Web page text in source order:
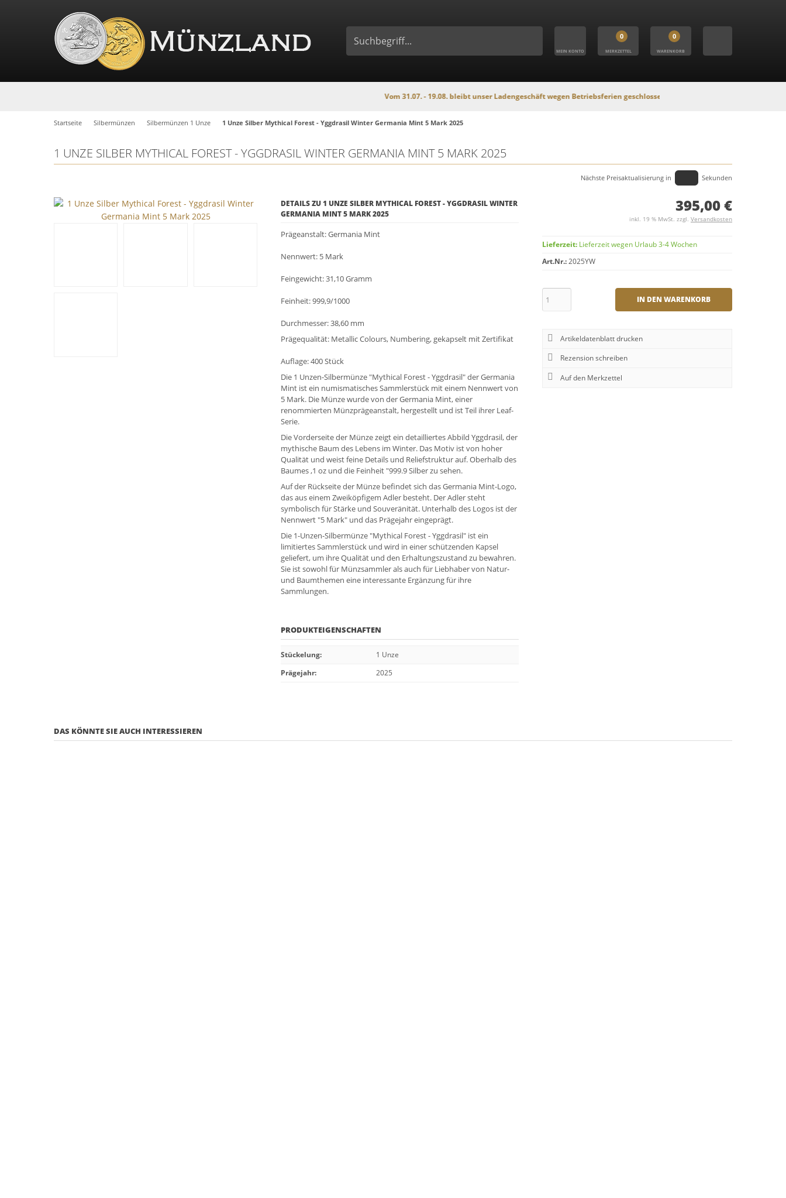
MEIN KONTO
0
MERKZETTEL
0
WARENKORB
Vom 31.07. - 19.08. bleibt unser Ladengeschäft wegen Betriebsferien geschlossen. In dieser Zeit findet kein Versand statt,
Startseite Silbermünzen Silbermünzen 1 Unze 1 Unze Silber Mythical Forest - Yggdrasil Winter Germania Mint 5 Mark 2025
1 UNZE SILBER MYTHICAL FOREST - YGGDRASIL WINTER GERMANIA MINT 5 MARK 2025
Nächste Preisaktualisierung in Sekunden
DETAILS ZU 1 UNZE SILBER MYTHICAL FOREST - YGGDRASIL WINTER
GERMANIA MINT 5 MARK 2025
Prägeanstalt: Germania Mint
Nennwert: 5 Mark
Feingewicht: 31,10 Gramm
Feinheit: 999,9/1000
Durchmesser: 38,60 mm
Prägequalität: Metallic Colours, Numbering, gekapselt mit Zertifikat
Auflage: 400 Stück
Die 1 Unzen-Silbermünze "Mythical Forest - Yggdrasil" der Germania
Mint ist ein numismatisches Sammlerstück mit einem Nennwert von
5 Mark. Die Münze wurde von der Germania Mint, einer
renommierten Münzprägeanstalt, hergestellt und ist Teil ihrer Leaf-
Serie.
Die Vorderseite der Münze zeigt ein detailliertes Abbild Yggdrasil, der
mythische Baum des Lebens im Winter. Das Motiv ist von hoher
Qualität und weist feine Details und Reliefstruktur auf. Oberhalb des
Baumes ,1 oz und die Feinheit "999.9 Silber zu sehen.
Auf der Rückseite der Münze befindet sich das Germania Mint-Logo,
das aus einem Zweiköpfigem Adler besteht. Der Adler steht
symbolisch für Stärke und Souveränität. Unterhalb des Logos ist der
Nennwert "5 Mark" und das Prägejahr eingeprägt.
Die 1-Unzen-Silbermünze "Mythical Forest - Yggdrasil" ist ein
limitiertes Sammlerstück und wird in einer schützenden Kapsel
geliefert, um ihre Qualität und den Erhaltungszustand zu bewahren.
Sie ist sowohl für Münzsammler als auch für Liebhaber von Natur-
und Baumthemen eine interessante Ergänzung für ihre
Sammlungen.
PRODUKTEIGENSCHAFTEN
Stückelung:
1 Unze
Prägejahr: 2025
395,00 €
inkl. 19 % MwSt. zzgl. Versandkosten
Lieferzeit: Lieferzeit wegen Urlaub 3-4 Wochen
Art.Nr.:2025YW
IN DEN WARENKORB
Artikeldatenblatt drucken
Rezension schreiben
DAS KÖNNTE SIE AUCH INTERESSIEREN